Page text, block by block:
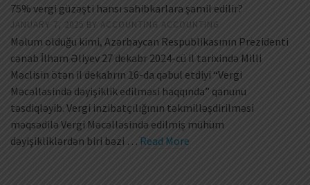
75% vergi güzəşti hansı sahibkarlara şamil edilir?
JANUARY 7, 2025 BY ACCOUNTING ACCOUNTING
Məlum olduğu kimi, Azərbaycan Respublikasının Prezidenti
cənab İlham Əliyev 27 dekabr 2024-cü il tarixində Milli
Məclisin ötən il dekabrın 16-da qəbul etdiyi “Vergi
Məcəlləsində dəyişiklik edilməsi haqqında” qanunu
təsdiqləyib. Vergi inzibatçılığının təkmilləşdirilməsi
məqsədilə Vergi Məcəlləsində edilmiş mühüm
dəyişikliklərdən biri bəzi … Read More